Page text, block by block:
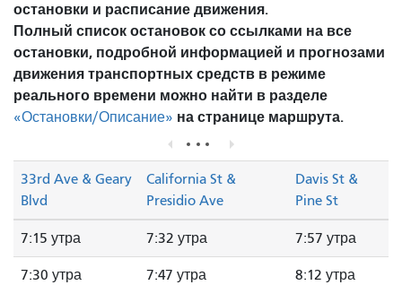
остановки и расписание движения.
Полный список остановок со ссылками на все
остановки, подробной информацией и прогнозами
движения транспортных средств в режиме
реального времени можно найти в разделе
«Остановки/Описание» на странице маршрута.
33rd Ave & Geary
Blvd
California St &
Presidio Ave
Davis St &
Pine St
7:15 утра 7:32 утра 7:57 утра
7:30 утра 7:47 утра 8:12 утра